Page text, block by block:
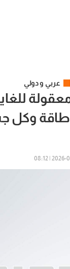
عربي و دولي
للغاية
وكل
2026-04-